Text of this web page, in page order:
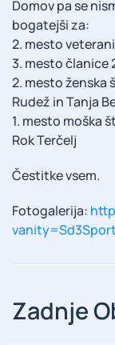
Domov pa se
bogatejši za:
2. mesto
3. mesto članice
2. mesto ženska
Rudež in Tanja
1. mesto moška
Rok Terčelj
Čestitke vsem.
Fotogalerija:
Zadnje